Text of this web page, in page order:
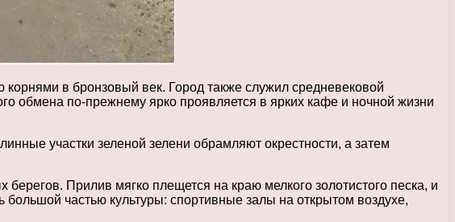
в бронзовый век. Город также служил средневековой
обмена по-прежнему ярко проявляется в ярких кафе и ночной жизни
участки зеленой зелени обрамляют окрестности, а затем
Прилив мягко плещется на краю мелкого золотистого песка, и
частью культуры: спортивные залы на открытом воздухе,